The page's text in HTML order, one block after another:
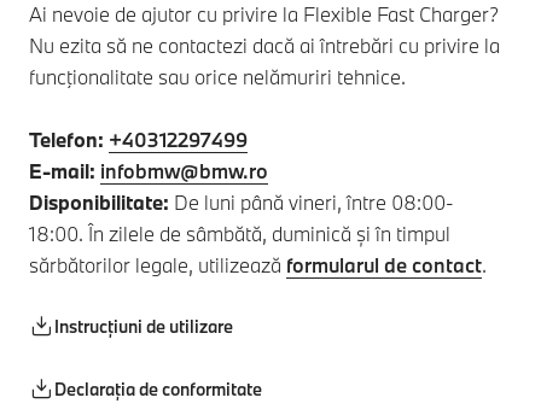
Ai nevoie de ajutor cu privire la Flexible Fast Charger?
Nu ezita să ne contactezi dacă ai întrebări cu privire la
funcţionalitate sau orice nelămuriri tehnice.
Telefon: +40312297499
E-mail: infobmw@bmw.ro
Disponibilitate: De luni până vineri, între 08:00-
18:00. În zilele de sâmbătă, duminică și în timpul
sărbătorilor legale, utilizează formularul de contact.
Instrucțiuni de utilizare
Declaraţia de conformitate